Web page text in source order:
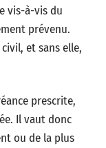
vis-à-vis du
prévenu.
et sans elle,
prescrite,
Il vaut donc
ou de la plus